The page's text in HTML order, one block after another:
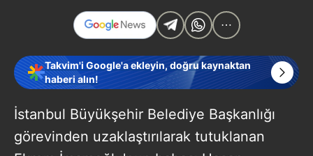
Takvim'i Google'a ekleyin, doğru kaynaktan
haberi alın!
İstanbul Büyükşehir Belediye Başkanlığı
görevinden uzaklaştırılarak tutuklanan